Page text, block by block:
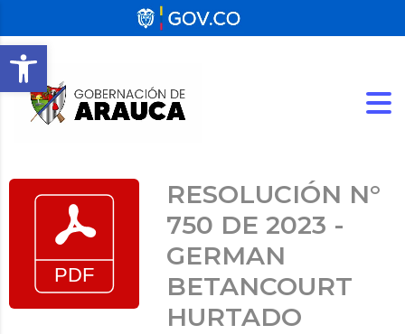
Abrir barra de herramientas
RESOLUCIÓN N°
750 DE 2023 -
GERMAN
BETANCOURT
HURTADO